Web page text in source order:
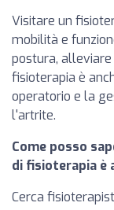
Visitare un
mobilità e
postura,
fisioterapia è
operatorio e la
l'artrite.
Come posso
di fisioterapia è
Cerca